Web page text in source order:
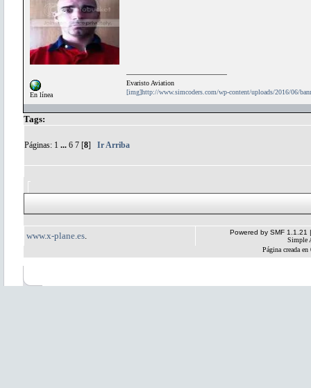
En línea
Evaristo Aviation
[img]http://www.simcoders.com/wp-content/uploads/2016/06/
Tags:
Páginas: 1 ... 6 7 [8] Ir Arriba
www.x-plane.es Powered by SMF 1.1.21
Simple
Página creada